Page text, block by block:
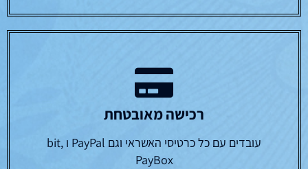
רכישה מאובטחת
עובדים עם כל כרטיסי האשראי וגם PayPal ו bit,
PayBox